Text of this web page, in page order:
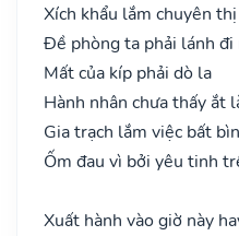
Xích khẩu lắm chuyên
Đề phòng ta phải lánh đi
Mất của kíp phải dò la
Hành nhân chưa thấy ắt
Gia trạch lắm việc bất
Ốm đau vì bởi yêu tinh
Xuất hành vào giờ này